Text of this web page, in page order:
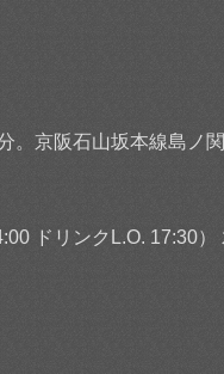
。京阪石山坂本線島ノ
ドリンクL.O. 17:30